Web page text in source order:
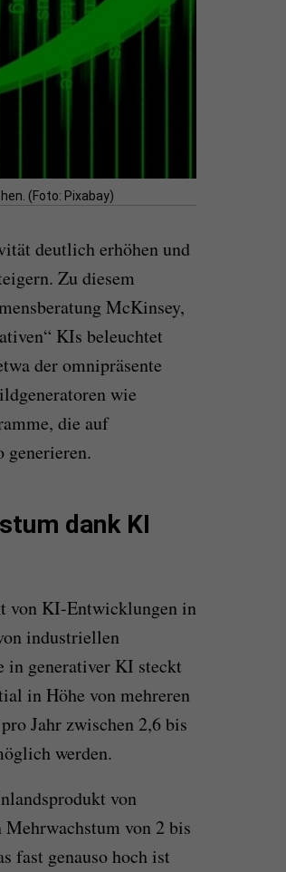
(Foto: Pixabay)
deutlicherhöhen und
Zu diesem
McKinsey,
KIs beleuchtet
der omnipräsente
wie
die auf
generieren.
dank KI
von KI-Entwicklungen in
industriellen
in generativer KI steckt
in Höhe von mehreren
Jahr zwischen 2,6 bis
werden.
von
von 2 bis
fast genauso hoch ist